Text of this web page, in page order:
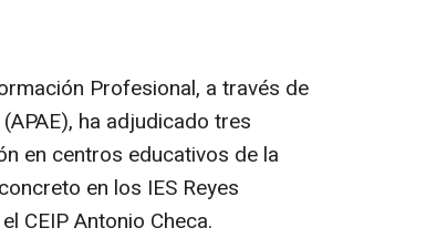
Profesional, a través de
ha adjudicado tres
en centros educativos de la
en los IES Reyes
CEIP Antonio Checa.